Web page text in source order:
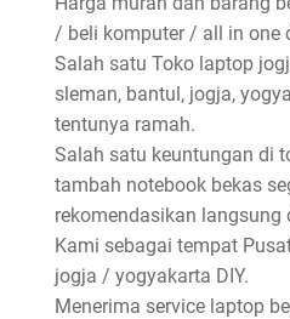
/ beli komputer / all in one
Salah satu Toko laptop
sleman, bantul, jogja,
tentunya ramah.
Salah satu keuntungan di
tambah notebook bekas
rekomendasikan
Kami sebagai tempat
jogja / yogyakarta DIY.
Menerima service laptop